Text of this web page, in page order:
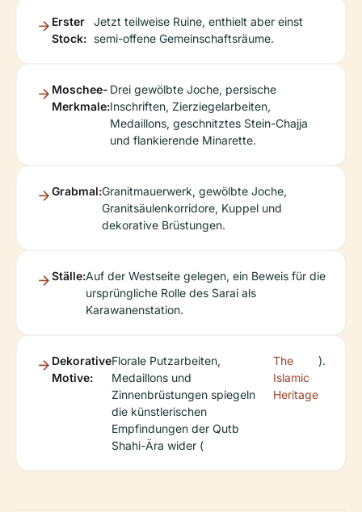
Erster
Stock:
Jetzt teilweise Ruine, enthielt aber einst
semi-offene Gemeinschaftsräume.
Moschee-
Merkmale:
Drei gewölbte Joche, persische
Inschriften, Zierziegelarbeiten,
Medaillons, geschnitztes Stein-Chajja
und flankierende Minarette.
Grabmal:Granitmauerwerk, gewölbte Joche,
Granitsäulenkorridore, Kuppel und
dekorative Brüstungen.
Ställe:Auf der Westseite gelegen, ein Beweis für die
ursprüngliche Rolle des Sarai als
Karawanenstation.
Dekorative
Motive:
Florale Putzarbeiten,
Medaillons und
Zinnenbrüstungen spiegeln
die künstlerischen
Empfindungen der Qutb
Shahi-Ära wider (
The
Islamic
Heritage
).